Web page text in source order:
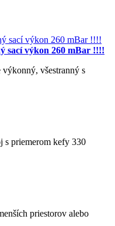
sací výkon 260 mBar !!!!
všestranný s
s priemerom kefy 330
priestorov alebo